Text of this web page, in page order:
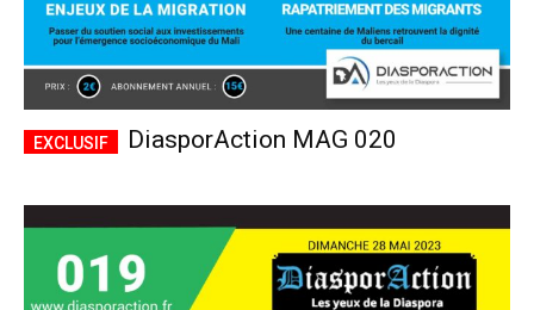
DiasporAction MAG 020